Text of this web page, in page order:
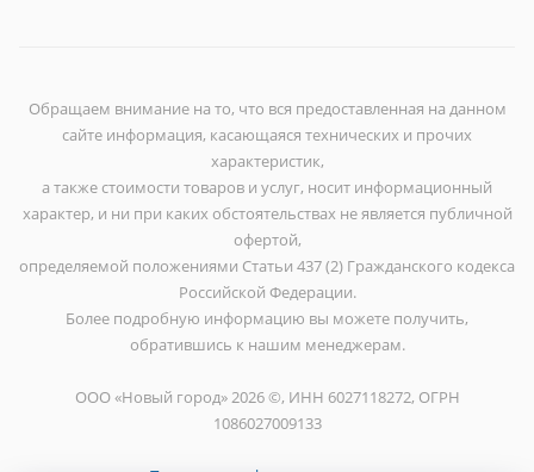
Обращаем внимание на то, что вся предоставленная на данном
сайте информация, касающаяся технических и прочих
характеристик,
а также стоимости товаров и услуг, носит информационный
характер, и ни при каких обстоятельствах не является публичной
офертой,
определяемой положениями Статьи 437 (2) Гражданского кодекса
Российской Федерации.
Более подробную информацию вы можете получить,
обратившись к нашим менеджерам.
ООО «Новый город» 2026 ©, ИНН 6027118272, ОГРН
1086027009133